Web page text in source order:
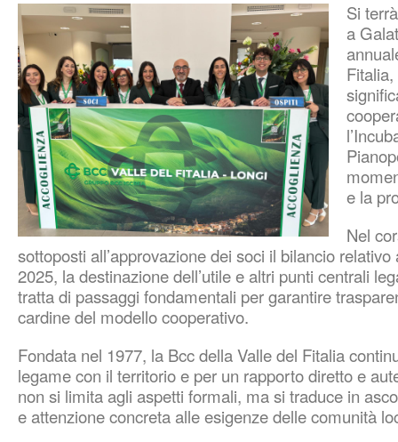
Si
a
Fitalia,
e la
Nel
sottoposti all’approvazione dei soci il bilancio
2025, la destinazione dell’utile e altri punti centrali
tratta di passaggi fondamentali per garantire
cardine del modello cooperativo.
Fondata nel 1977, la Bcc della Valle del Fitalia
legame con il territorio e per un rapporto diretto e
non si limita agli aspetti formali, ma si traduce in
e attenzione concreta alle esigenze delle comunità